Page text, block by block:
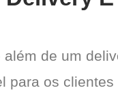
de um
para os